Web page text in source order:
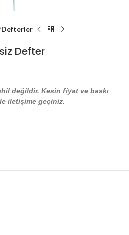
Defterler
Defter
değildir. Kesin fiyat ve baskı
iletişime geçiniz.